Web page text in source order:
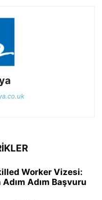
Worker Vizesi:
Adım Başvuru